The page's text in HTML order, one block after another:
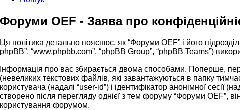
Форуми OEF - Заява про
Ця політика детально пояснює, як “Форуми OEF” і його
phpBB”, “www.phpbb.com”, “phpBB Group”, “phpBB Teams”)
Інформація про вас збирається двома способами. Поперше,
(невеликих текстових файлів, які завантажуються в папку
користувача (надалі “user-id”) і ідентифікатор анонімної
створено після перегляду однієї з тем форуму “Форуми OEF”,
користування форумом.